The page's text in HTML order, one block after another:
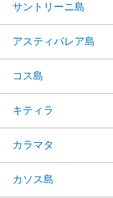
サントリーニ島
アスティパレア島
コス島
キティラ
カラマタ
カソス島